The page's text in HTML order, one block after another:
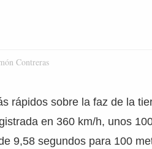
Contreras
rápidos sobre la faz de la
en 360 km/h, unos
9,58 segundos para 100